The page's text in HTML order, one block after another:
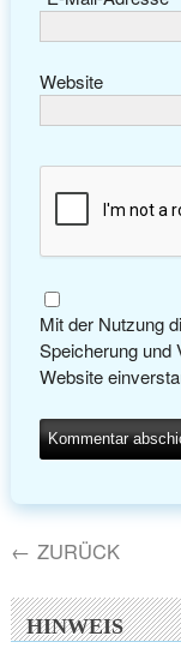
Website
Mit der Nutzung
Speicherung und
Website
← ZURÜCK
HINWEIS